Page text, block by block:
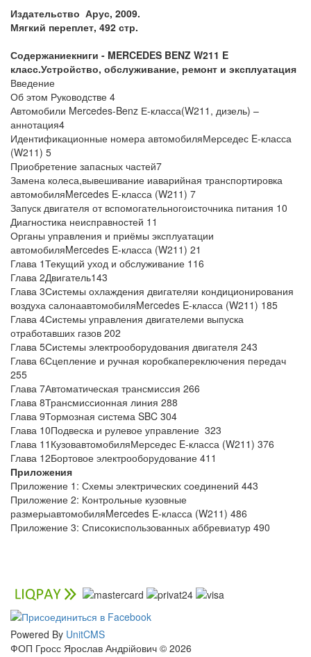
Издательство Арус, 2009.
Мягкий переплет, 492 стр.
Содержаниекниги - MERCEDES BENZ W211 E
класс.Устройство, обслуживание, ремонт и эксплуатация
Введение
Об этом Руководстве 4
Автомобили Mercedes-Benz Е-класса(W211, дизель) –
аннотация4
Идентификационные номера автомобиляМерседес E-класса
(W211) 5
Приобретение запасных частей7
Замена колеса,вывешивание иаварийная транспортировка
автомобиляMercedes E-класса (W211) 7
Запуск двигателя от вспомогательногоисточника питания 10
Диагностика неисправностей 11
Органы управления и приёмы эксплуатации
автомобиляMercedes E-класса (W211) 21
Глава 1Текущий уход и обслуживание 116
Глава 2Двигатель143
Глава 3Системы охлаждения двигателяи кондиционирования
воздуха салонаавтомобиляMercedes E-класса (W211) 185
Глава 4Системы управления двигателеми выпуска
отработавших газов 202
Глава 5Системы электрооборудования двигателя 243
Глава 6Сцепление и ручная коробкапереключения передач
255
Глава 7Автоматическая трансмиссия 266
Глава 8Трансмиссионная линия 288
Глава 9Тормозная система SBC 304
Глава 10Подвеска и рулевое управление 323
Глава 11КузовавтомобиляМерседес E-класса (W211) 376
Глава 12Бортовое электрооборудование 411
Приложения
Приложение 1: Схемы электрических соединений 443
Приложение 2: Контрольные кузовные
размерыавтомобиляMercedes E-класса (W211) 486
Приложение 3: Списокиспользованных аббревиатур 490
Powered By UnitCMS
ФОП Гросс Ярослав Андрійович © 2026